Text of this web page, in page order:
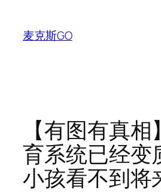
麦克斯GO
【有图有真
育系统已经变
小孩看不到将